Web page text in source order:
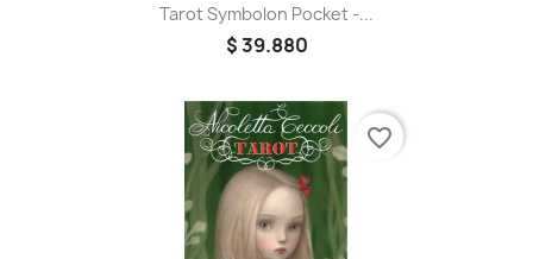
Tarot Symbolon Pocket -...
$ 39.880
favorite_border